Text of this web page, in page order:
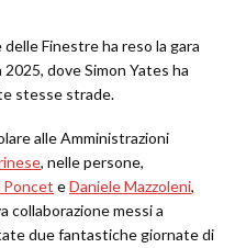
Finestre ha reso la gara
dove Simon Yates ha
stesse strade.
alle Amministrazioni
, nelle persone,
Poncet eDaniele Mazzoleni,
collaborazione messi a
due fantastiche giornate di